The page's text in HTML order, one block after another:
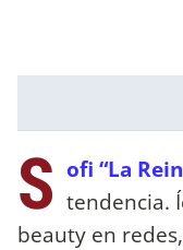
S ofi “La
tendencia.
beauty en